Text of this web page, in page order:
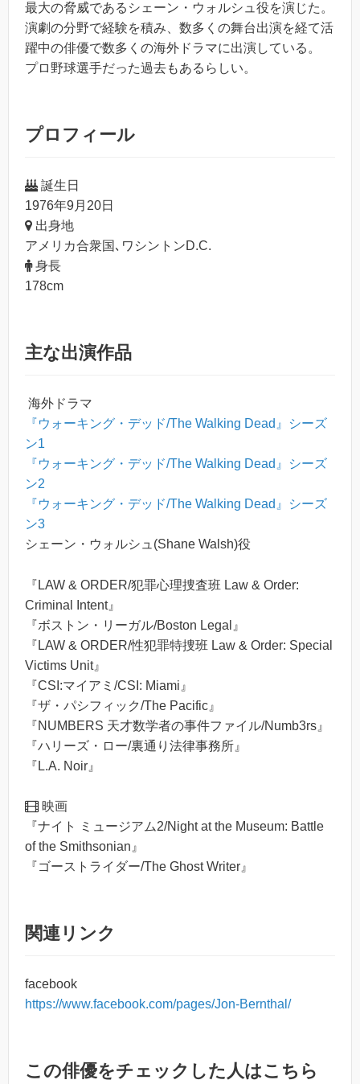
最大の脅威であるシェーン・ウォルシュ役を演じた。
演劇の分野で経験を積み、数多くの舞台出演を経て活
躍中の俳優で数多くの海外ドラマに出演している。
プロ野球選手だった過去もあるらしい。
プロフィール
誕生日
1976年9月20日
出身地
アメリカ合衆国､ワシントンD.C.
身長
178cm
主な出演作品
海外ドラマ
『ウォーキング・デッド/The Walking Dead』シーズ
ン1
『ウォーキング・デッド/The Walking Dead』シーズ
ン2
『ウォーキング・デッド/The Walking Dead』シーズ
ン3
シェーン・ウォルシュ(Shane Walsh)役
『LAW & ORDER/犯罪心理捜査班 Law & Order:
Criminal Intent』
『ボストン・リーガル/Boston Legal』
『LAW & ORDER/性犯罪特捜班 Law & Order: Special
Victims Unit』
『CSI:マイアミ/CSI: Miami』
『ザ・パシフィック/The Pacific』
『NUMBERS 天才数学者の事件ファイル/Numb3rs』
『ハリーズ・ロー/裏通り法律事務所』
『L.A. Noir』
映画
『ナイト ミュージアム2/Night at the Museum: Battle
of the Smithsonian』
『ゴーストライダー/The Ghost Writer』
関連リンク
facebook
https://www.facebook.com/pages/Jon-Bernthal/
この俳優をチェックした人はこちら